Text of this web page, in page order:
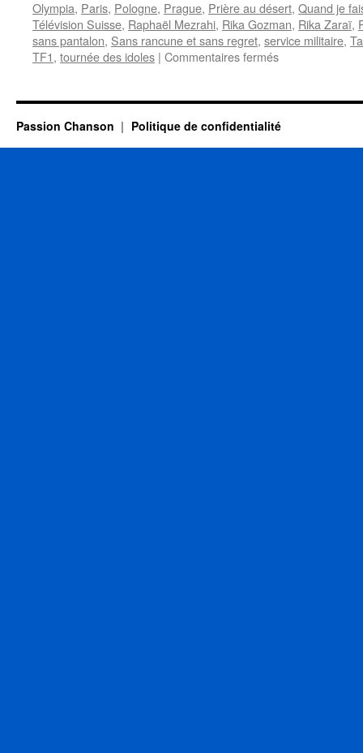
Olympia, Paris, Pologne, Prague, Prière au désert, Quand je
Télévision Suisse, Raphaël Mezrahi, Rika Gozman, Rika Zaraï,
sans pantalon, Sans rancune et sans regret, service militaire,
TF1, tournée des idoles | Commentaires ferméssur
Passion Chanson Politique de confidentialité